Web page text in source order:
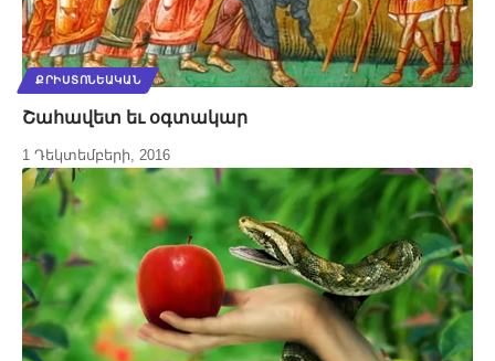
ՔՐԻՍՏՈՆԵԱԿԱՆ
Շահավետ եւ օգտակար
1 Դեկտեմբերի, 2016